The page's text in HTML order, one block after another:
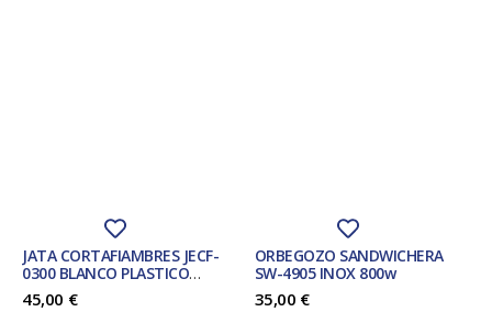
JATA CORTAFIAMBRES JECF-
0300 BLANCO PLASTICO
COMPACTO 150w.
45,00 €
ORBEGOZO SANDWICHERA
SW-4905 INOX 800w
35,00 €